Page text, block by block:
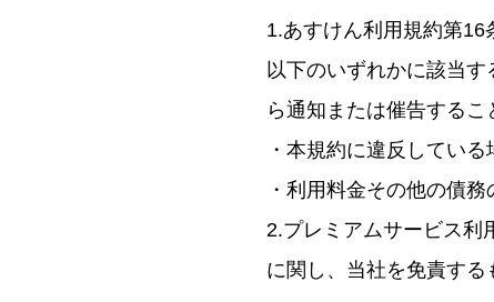
1.あすけん利用規約第
以下のいずれかに該当
ら通知または催告する
・本規約に違反している
・利用料金その他の債
2.プレミアムサービス利
に関し、当社を免責する